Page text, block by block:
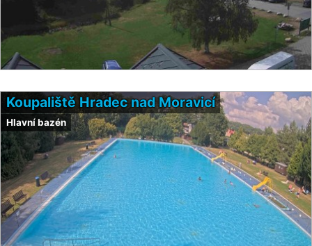
Koupaliště Hradec nad Moravicí
Hlavní bazén